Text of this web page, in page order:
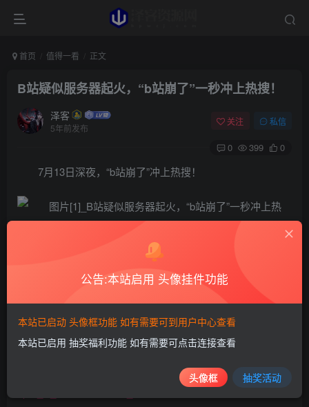
首页 值得一看 正文
B站疑似服务器起火，“b站崩了”一秒冲上热搜！
泽客
5年前发布
关注 私信
0 399 0
7月13日深夜，“b站崩了”冲上热搜！
根据网友提交数据首页部分视频可以观看
https://www.bilibili.com/video/BV1A5411w7fX?
spm_id_from=333.851.b_62696c695f7265706f72745f646f75
6761.6
https://www.bilibili.com/video/BV18g411T7nH?
公告:本站启用 头像挂件功能
本站已启动 头像框功能 如有需要可到用户中心查看
本站已启用 抽奖福利功能 如有需要可点击连接查看
头像框 抽奖活动